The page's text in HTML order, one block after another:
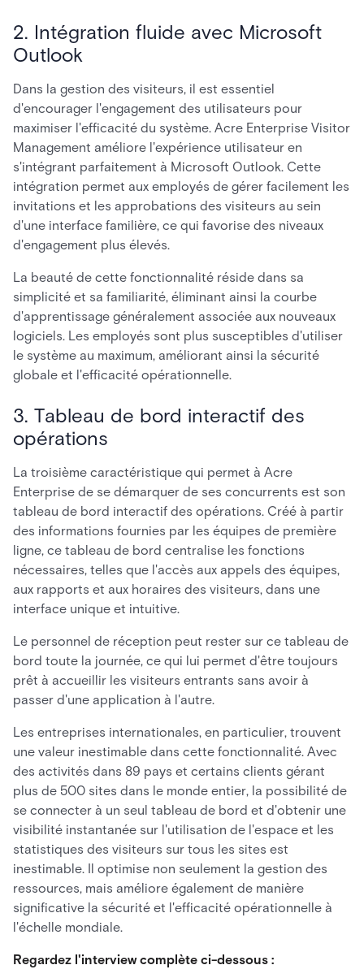
2. Intégration fluide avec Microsoft
Outlook
Dans la gestion des visiteurs, il est essentiel
d'encourager l'engagement des utilisateurs pour
maximiser l'efficacité du système. Acre Enterprise Visitor
Management améliore l'expérience utilisateur en
s'intégrant parfaitement à Microsoft Outlook. Cette
intégration permet aux employés de gérer facilement les
invitations et les approbations des visiteurs au sein
d'une interface familière, ce qui favorise des niveaux
d'engagement plus élevés.
La beauté de cette fonctionnalité réside dans sa
simplicité et sa familiarité, éliminant ainsi la courbe
d'apprentissage généralement associée aux nouveaux
logiciels. Les employés sont plus susceptibles d'utiliser
le système au maximum, améliorant ainsi la sécurité
globale et l'efficacité opérationnelle.
3. Tableau de bord interactif des
opérations
La troisième caractéristique qui permet à Acre
Enterprise de se démarquer de ses concurrents est son
tableau de bord interactif des opérations. Créé à partir
des informations fournies par les équipes de première
ligne, ce tableau de bord centralise les fonctions
nécessaires, telles que l'accès aux appels des équipes,
aux rapports et aux horaires des visiteurs, dans une
interface unique et intuitive.
Le personnel de réception peut rester sur ce tableau de
bord toute la journée, ce qui lui permet d'être toujours
prêt à accueillir les visiteurs entrants sans avoir à
passer d'une application à l'autre.
Les entreprises internationales, en particulier, trouvent
une valeur inestimable dans cette fonctionnalité. Avec
des activités dans 89 pays et certains clients gérant
plus de 500 sites dans le monde entier, la possibilité de
se connecter à un seul tableau de bord et d'obtenir une
visibilité instantanée sur l'utilisation de l'espace et les
statistiques des visiteurs sur tous les sites est
inestimable. Il optimise non seulement la gestion des
ressources, mais améliore également de manière
significative la sécurité et l'efficacité opérationnelle à
l'échelle mondiale.
Regardez l'interview complète ci-dessous :